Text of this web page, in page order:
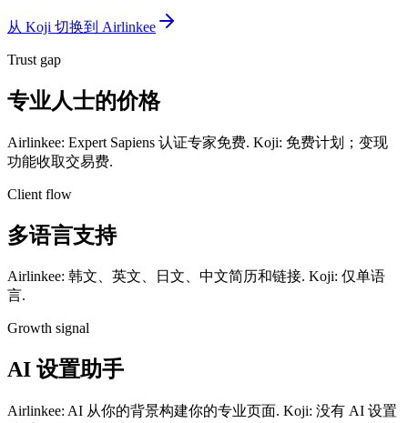
从 Koji 切换到 Airlinkee
Trust gap
专业人士的价格
Airlinkee: Expert Sapiens 认证专家免费. Koji: 免费计划；变现
功能收取交易费.
Client flow
多语言支持
Airlinkee: 韩文、英文、日文、中文简历和链接. Koji: 仅单语
言.
Growth signal
AI 设置助手
Airlinkee: AI 从你的背景构建你的专业页面. Koji: 没有 AI 设置